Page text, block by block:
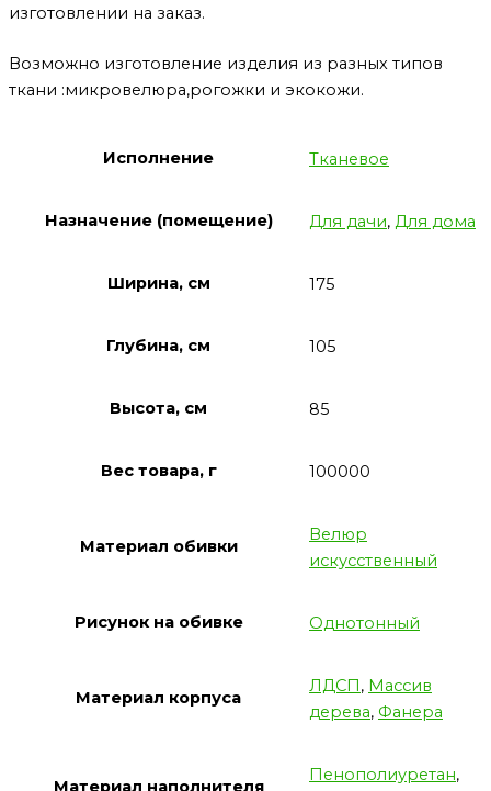
изготовлении на заказ.
Возможно изготовление изделия из разных типов
ткани :микровелюра,рогожки и экокожи.
Исполнение Тканевое
Назначение (помещение) Для дачи, Для дома
Ширина, см 175
Глубина, см 105
Высота, см 85
Вес товара, г 100000
Материал обивки
Велюр
искусственный
Рисунок на обивке Однотонный
Материал корпуса
ЛДСП, Массив
дерева, Фанера
Материал наполнителя
Пенополиуретан,